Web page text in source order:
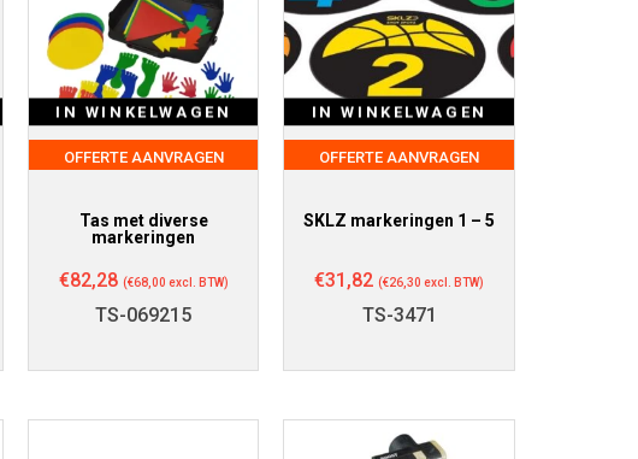
IN WINKELWAGEN
OFFERTE AANVRAGEN
Tas met diverse
markeringen
€82,28 (€68,00 excl. BTW)
TS-069215
IN WINKELWAGEN
OFFERTE AANVRAGEN
SKLZ markeringen 1 – 5
€31,82 (€26,30 excl. BTW)
TS-3471